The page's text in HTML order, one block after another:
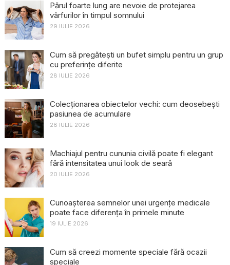
Părul foarte lung are nevoie de protejarea
vârfurilor în timpul somnului
29 IULIE 2026
Cum să pregătești un bufet simplu pentru un grup
cu preferințe diferite
28 IULIE 2026
Colecționarea obiectelor vechi: cum deosebești
pasiunea de acumulare
28 IULIE 2026
Machiajul pentru cununia civilă poate fi elegant
fără intensitatea unui look de seară
20 IULIE 2026
Cunoașterea semnelor unei urgențe medicale
poate face diferența în primele minute
19 IULIE 2026
Cum să creezi momente speciale fără ocazii
speciale